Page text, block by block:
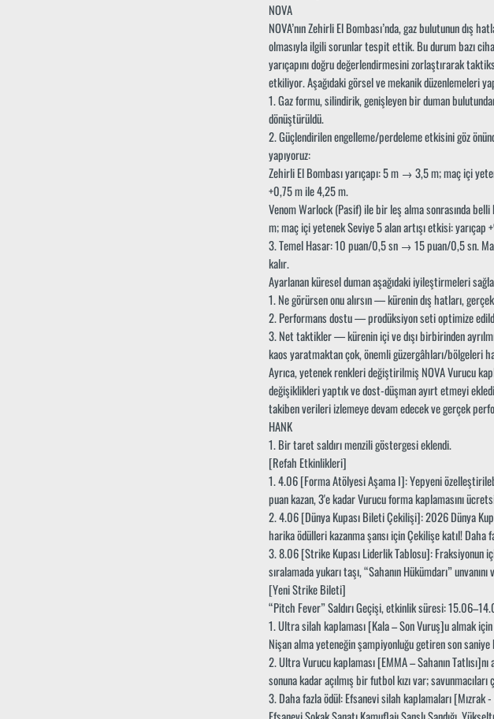
NOVA
NOVA’nın Zehirli El Bombası’nda, gaz bulutunun dış
olmasıyla ilgili sorunlar tespit ettik. Bu durum bazı
yarıçapını doğru değerlendirmesini zorlaştırarak
etkiliyor. Aşağıdaki görsel ve mekanik düzenlemeleri
1. Gaz formu, silindirik, genişleyen bir duman
dönüştürüldü.
2. Güçlendirilen engelleme/perdeleme etkisini göz
yapıyoruz:
Zehirli El Bombası yarıçapı: 5 m → 3,5 m; maç içi
+0,75 m ile 4,25 m.
Venom Warlock (Pasif) ile bir leş alma sonrasında
m; maç içi yetenek Seviye 5 alan artışı etkisi:
3. Temel Hasar: 10 puan/0,5 sn → 15 puan/0,5 sn.
kalır.
Ayarlanan küresel duman aşağıdaki iyileştirmeleri
1. Ne görürsen onu alırsın — kürenin dış hatları,
2. Performans dostu — prodüksiyon seti optimize
3. Net taktikler — kürenin içi ve dışı birbirinden
kaos yaratmaktan çok, önemli güzergâhları/bölgeleri
Ayrıca, yetenek renkleri değiştirilmiş NOVA Vurucu
değişiklikleri yaptık ve dost-düşman ayırt etmeyi
takiben verileri izlemeye devam edecek ve gerçek
HANK
1. Bir taret saldırı menzili göstergesi eklendi.
[Refah Etkinlikleri]
1. 4.06 [Forma Atölyesi Aşama I]: Yepyeni
puan kazan, 3'e kadar Vurucu forma kaplamasını
2. 4.06 [Dünya Kupası Bileti Çekilişi]: 2026 Dünya
harika ödülleri kazanma şansı için Çekilişe katıl!
3. 8.06 [Strike Kupası Liderlik Tablosu]: Fraksiyonun
sıralamada yukarı taşı, “Sahanın Hükümdarı”
[Yeni Strike Bileti]
“Pitch Fever” Saldırı Geçişi, etkinlik süresi:
1. Ultra silah kaplaması [Kala – Son Vuruş]u almak
Nişan alma yeteneğin şampiyonluğu getiren son
2. Ultra Vurucu kaplaması [EMMA – Sahanın
sonuna kadar açılmış bir futbol kızı var; savunmacıları
3. Daha fazla ödül: Efsanevi silah kaplamaları